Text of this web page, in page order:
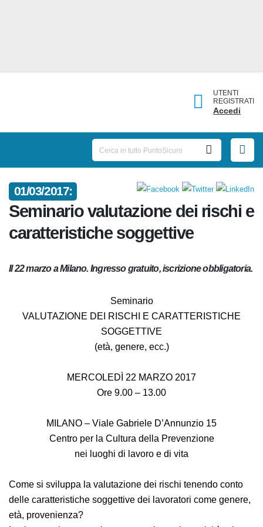
UTENTI
REGISTRATI
Accedi
01/03/2017:
Seminario valutazione dei
rischi e caratteristiche
soggettive
Il 22 marzo a Milano. Ingresso gratuito, iscrizione
Seminario
VALUTAZIONE DEI RISCHI E CARATTERISTICHE
SOGGETTIVE
(età, genere, ecc.)
Ore 9.00 – 13.00
MILANO – Viale Gabriele D’Annunzio 15
nei luoghi di lavoro e di vita
Come si sviluppa la valutazione dei rischi tenendo